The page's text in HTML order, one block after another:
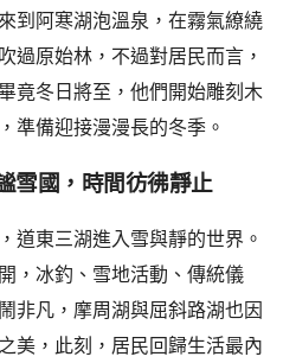
到阿寒湖泡溫泉，在霧氣繚繞
過原始林，不過對居民而言，
竟冬日將至，他們開始雕刻木
準備迎接漫漫長的冬季。
雪國，時間彷彿靜止
道東三湖進入雪與靜的世界。
，冰釣、雪地活動、傳統儀
非凡，摩周湖與屈斜路湖也因
美，此刻，居民回歸生活最內